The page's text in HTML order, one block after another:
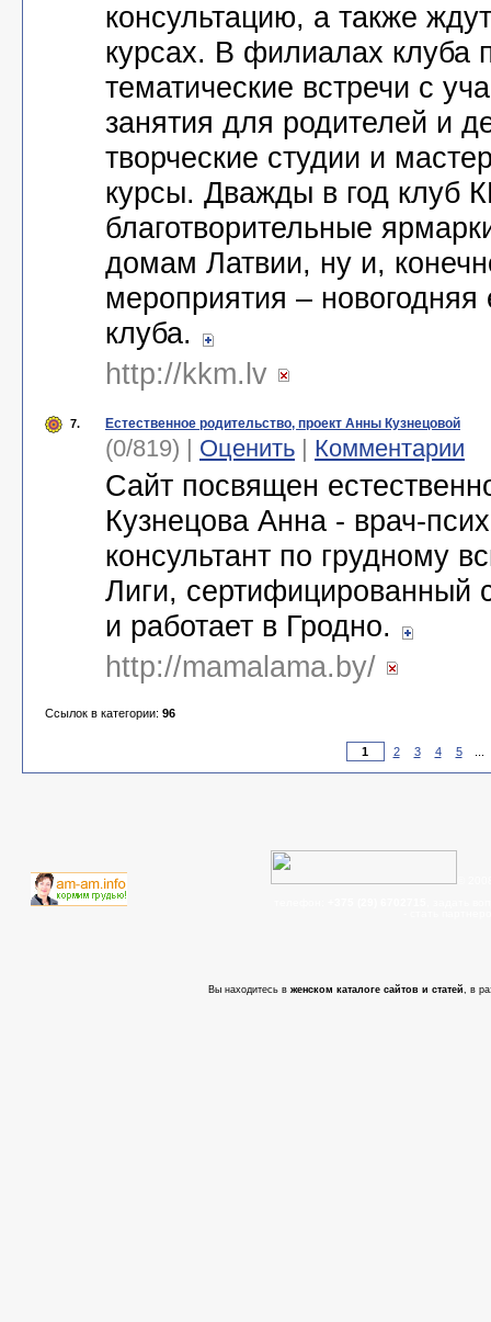
консультацию, а также
курсах. В филиалах клуба
тематические встречи с
занятия для родителей и
творческие студии и
курсы. Дважды в год клуб
благотворительные
домам Латвии, ну и,
мероприятия –
клуба.
http://kkm.lv
7. Естественное родительство, проект Анны Кузнецовой
(0/819) | Оценить | Комментарии
Сайт посвящен
Кузнецова Анна - врач-
консультант по грудному
Лиги, сертифицированный
и работает в Гродно.
http://mamalama.by/
Ссылок в категории: 96
2 3 4 5
Вы находитесь в женском каталоге сайтов и статей, в